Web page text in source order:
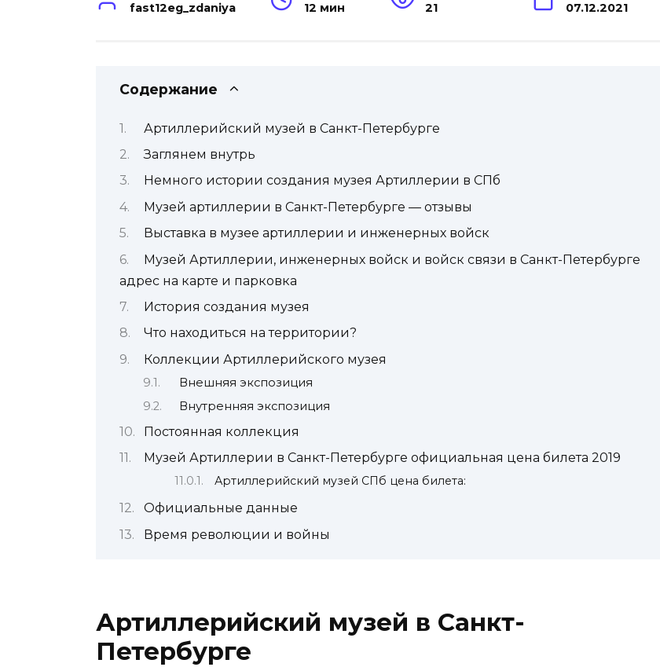
fast12eg_zdaniya 12 мин 21 07.12.2021
Содержание
Артиллерийский музей в Санкт-Петербурге
Заглянем внутрь
Немного истории создания музея Артиллерии в СПб
Музей артиллерии в Санкт-Петербурге — отзывы
Выставка в музее артиллерии и инженерных войск
Музей Артиллерии, инженерных войск и войск связи в Санкт-Петербурге
адрес на карте и парковка
История создания музея
Что находиться на территории?
Коллекции Артиллерийского музея
Внешняя экспозиция
Внутренняя экспозиция
Постоянная коллекция
Музей Артиллерии в Санкт-Петербурге официальная цена билета 2019
Артиллерийский музей СПб цена билета:
Официальные данные
Время революции и войны
Артиллерийский музей в Санкт-
Петербурге